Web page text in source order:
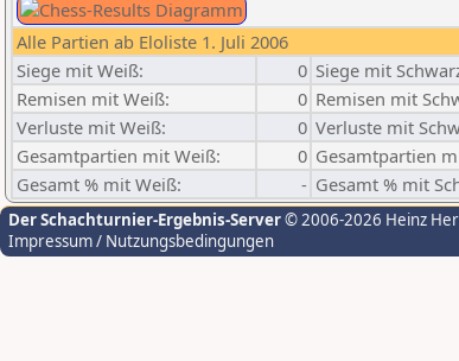
Alle Partien ab Eloliste 1. Juli 2006
Siege mit Weiß:
0 Siege mit
Remisen mit Weiß:
0 Remisen mit
Verluste mit Weiß:
0 Verluste mit
Gesamtpartien mit Weiß:
0 Gesamtpartien
Gesamt % mit Weiß:
- Gesamt % mit
Der Schachturnier-Ergebnis-Server© 2006-2026 Heinz
Impressum / Nutzungsbedingungen